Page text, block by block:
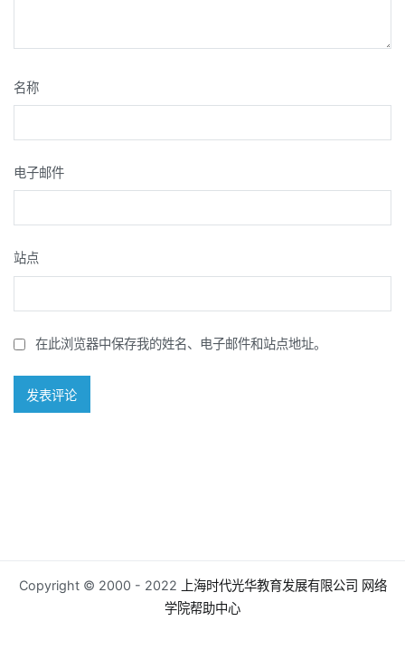
名称
电子邮件
站点
在此浏览器中保存我的姓名、电子邮件和站点地址。
Copyright © 2000 - 2022 上海时代光华教育发展有限公司 网络
学院帮助中心